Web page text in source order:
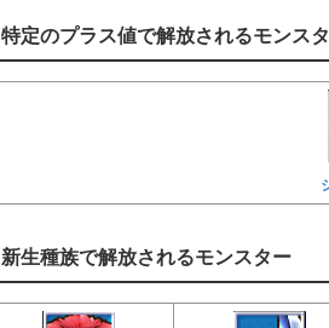
特定のプラス値で解放されるモンス
新生種族で解放されるモンスター